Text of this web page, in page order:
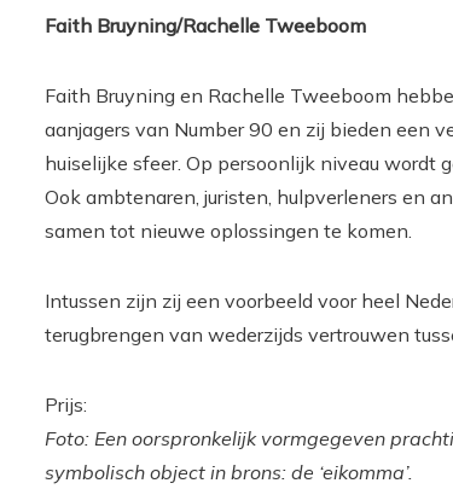
Faith Bruyning/Rachelle Tweeboom
Faith Bruyning en Rachelle Tweeboom
aanjagers van Number 90 en zij bieden een
huiselijke sfeer. Op persoonlijk niveau wordt
Ook ambtenaren, juristen, hulpverleners en
samen tot nieuwe oplossingen te komen.
Intussen zijn zij een voorbeeld voor heel
terugbrengen van wederzijds vertrouwen
Prijs:
Foto: Een oorspronkelijk vormgegeven
symbolisch object in brons: de ‘eikomma’.